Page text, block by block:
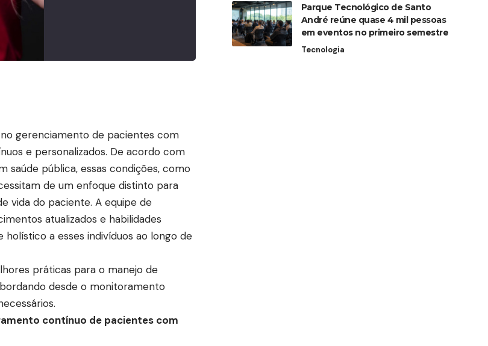
gerenciamento de pacientes com
e personalizados. De acordo com
saúde pública, essas condições, como
de um enfoque distinto para
vida do paciente. A equipe de
atualizados e habilidades
a esses indivíduos ao longo de
práticas para o manejo de
desde o monitoramento
contínuo de pacientes com
Parque Tecnológico de Santo
André reúne quase 4 mil pessoas
em eventos no primeiro semestre
Tecnologia